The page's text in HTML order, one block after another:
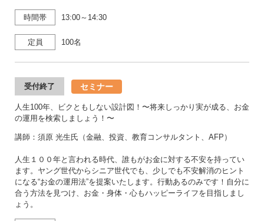
時間帯 13:00～14:30
定員 100名
受付終了 セミナー
人生100年、ビクともしない設計図！〜将来しっかり実が成る、お金
の運用を検索しましょう！〜
講師：須原 光生氏（金融、投資、教育コンサルタント、AFP）
人生１００年と言われる時代、誰もがお金に対する不安を持ってい
ます。ヤング世代からシニア世代でも、少しでも不安解消のヒント
になる“お金の運用法”を提案いたします。行動あるのみです！自分に
合う方法を見つけ、お金・身体・心もハッピーライフを目指しまし
ょう。